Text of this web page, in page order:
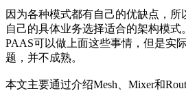
因为各种模式都有自己的优缺点，
自己的具体业务选择适合的架构模式
PAAS可以做上面这些事情，但是实
题，并不成熟。
本文主要通过介绍Mesh、Mixer和